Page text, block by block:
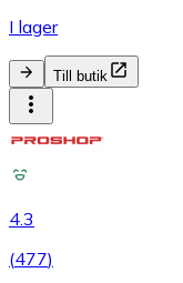
I lager
Till butik
4.3
(477)